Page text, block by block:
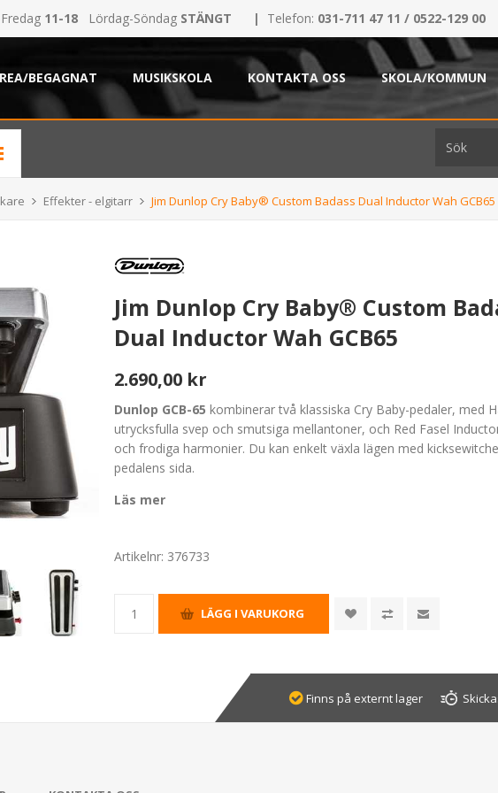
11-18 Lördag-Söndag STÄNGT | Telefon: 031-711 47 11 / 0522-129 00
REA/BEGAGNAT MUSIKSKOLA KONTAKTA OSS SKOLA/KOMMUN
Effekter - elgitarr Jim Dunlop Cry Baby® Custom Badass Dual Inductor Wah GCB65
Jim Dunlop Cry Baby® Custom
Dual Inductor Wah GCB65
2.690,00 kr
Dunlop GCB-65 kombinerar två klassiska Cry Baby-pedaler, med
utrycksfulla svep och smutsiga mellantoner, och Red Fasel
och frodiga harmonier. Du kan enkelt växla lägen med
pedalens sida.
Läs mer
Artikelnr: 376733
Finns på externt lager